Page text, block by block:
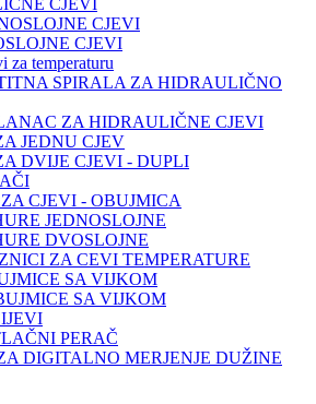
CJEVI
CJEVI
CJEVI
za temperaturu
SPIRALA ZA HIDRAULIČNO
ZA HIDRAULIČNE CJEVI
JEDNU CJEV
DVIJE CJEVI - DUPLI
CJEVI - OBUJMICA
JEDNOSLOJNE
DVOSLOJNE
ZA CEVI TEMPERATURE
SA VIJKOM
SA VIJKOM
PERAČ
DIGITALNO MERJENJE DUŽINE